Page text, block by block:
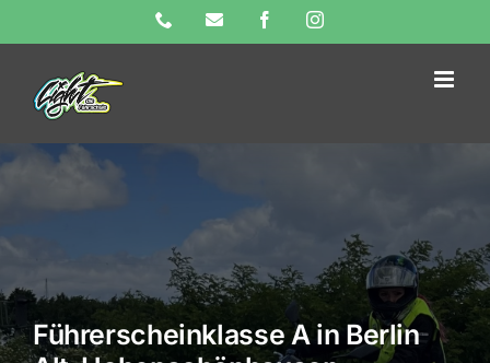
to
content
Phone E-
FacebookInstagram
Führerscheinklasse A in Berlin